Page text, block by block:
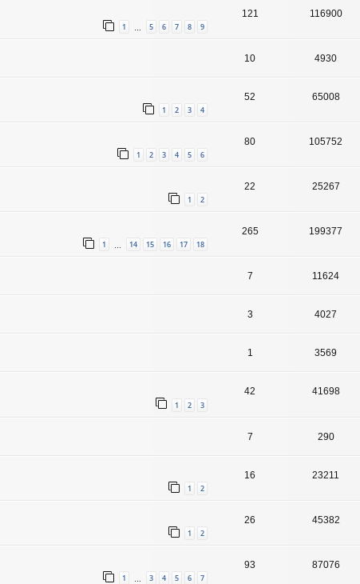
1 … 5 6 7 8 9
121 116900
10 4930
1 2 3 4
52 65008
1 2 3 4 5 6
80 105752
1 2
22 25267
1 … 14 15 16 17 18
265 199377
7 11624
3 4027
1 3569
1 2 3
42 41698
7 290
1 2
16 23211
1 2
26 45382
1 3 4 5 6 7
93 87076